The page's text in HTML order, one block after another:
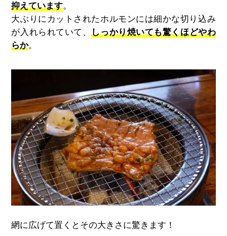
抑えています。
大ぶりにカットされたホルモンには細かな切り込み
が入れられていて、
しっかり焼いても驚くほどやわ
らか。
網に広げて置くとその大きさに驚きます！